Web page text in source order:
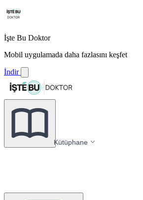
İşte Bu Doktor
Mobil uygulamada daha fazlasını keşfet
İndir
Kütüphane